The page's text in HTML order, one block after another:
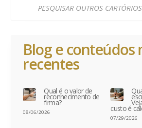
Blog e conteúdos
recentes
Qual é o valor de
reconhecimento de
firma?
08/06/2026 custo é
07/29/2026